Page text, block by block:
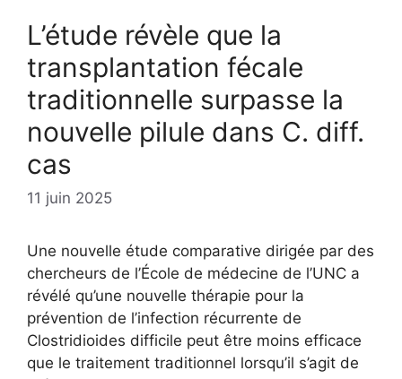
L’étude révèle que la
transplantation fécale
traditionnelle surpasse la
nouvelle pilule dans C. diff.
cas
11 juin 2025
Une nouvelle étude comparative dirigée par des
chercheurs de l’École de médecine de l’UNC a
révélé qu’une nouvelle thérapie pour la
prévention de l’infection récurrente de
Clostridioides difficile peut être moins efficace
que le traitement traditionnel lorsqu’il s’agit de